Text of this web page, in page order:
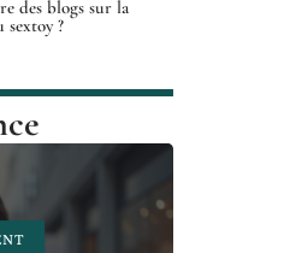
des blogs sur la
sextoy ?